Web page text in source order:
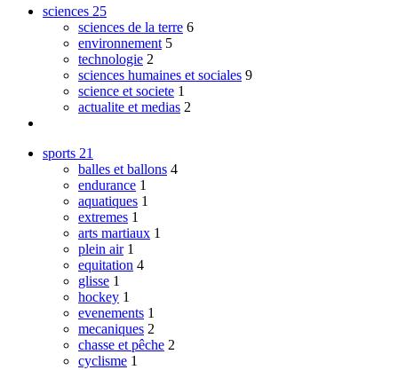
sciences 25
sciences de la terre 6
environnement 5
technologie 2
sciences humaines et sociales 9
science et societe 1
actualite et medias 2
sports 21
balles et ballons 4
endurance 1
aquatiques 1
extremes 1
arts martiaux 1
plein air 1
equitation 4
glisse 1
hockey 1
evenements 1
mecaniques 2
chasse et pêche 2
cyclisme 1